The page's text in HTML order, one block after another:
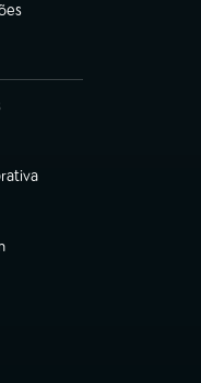
aba)
aba)
aba)
aba)
aba)